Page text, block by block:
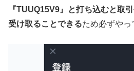
『TUUQ15V9』と打ち込むと取
受け取ることできるため必ずやっ